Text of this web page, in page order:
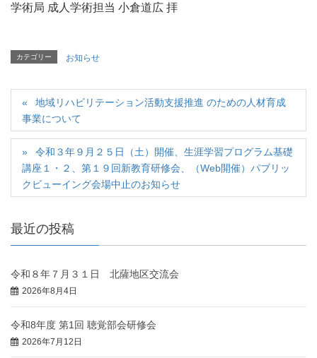
学術局 成人学術担当 小倉道広 拝
カテゴリー お知らせ
地域リハビリテーション活動支援推進 のための人材育成
事業について
令和３年９月２５日（土）開催、生涯学習プログラム基礎
講座１・２、第１９回新教育研修会、（Web開催）パブリッ
クビューイング会場中止のお知らせ
最近の投稿
令和８年７月３１日 北薩地区交流会
2026年8月4日
令和8年度 第1回 聴覚部会研修会
2026年7月12日